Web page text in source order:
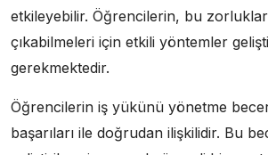
etkileyebilir. Öğrencilerin, bu
çıkabilmeleri için etkili yöntemler
gerekmektedir.
Öğrencilerin iş yükünü yönetme
başarıları ile doğrudan ilişkilidir. Bu